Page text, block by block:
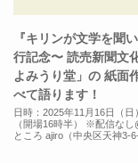
『キリンが文学を聞
行記念〜 読売新聞文
よみうり堂」の 紙面
べて語ります！
日時：2025年11月16日（日
（開場16時半） ※配信なし
ところ ajiro（中央区天神3-6-